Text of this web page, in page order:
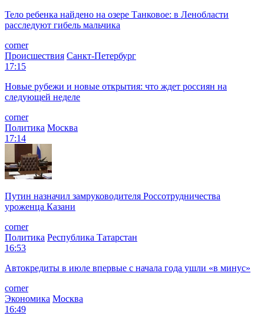
Тело ребенка найдено на озере Танковое: в Ленобласти
расследуют гибель мальчика
corner
Происшествия Санкт-Петербург
17:15
Новые рубежи и новые открытия: что ждет россиян на
следующей неделе
corner
Политика Москва
17:14
Путин назначил замруководителя Россотрудничества
уроженца Казани
corner
Политика Республика Татарстан
16:53
Автокредиты в июле впервые с начала года ушли «в минус»
corner
Экономика Москва
16:49